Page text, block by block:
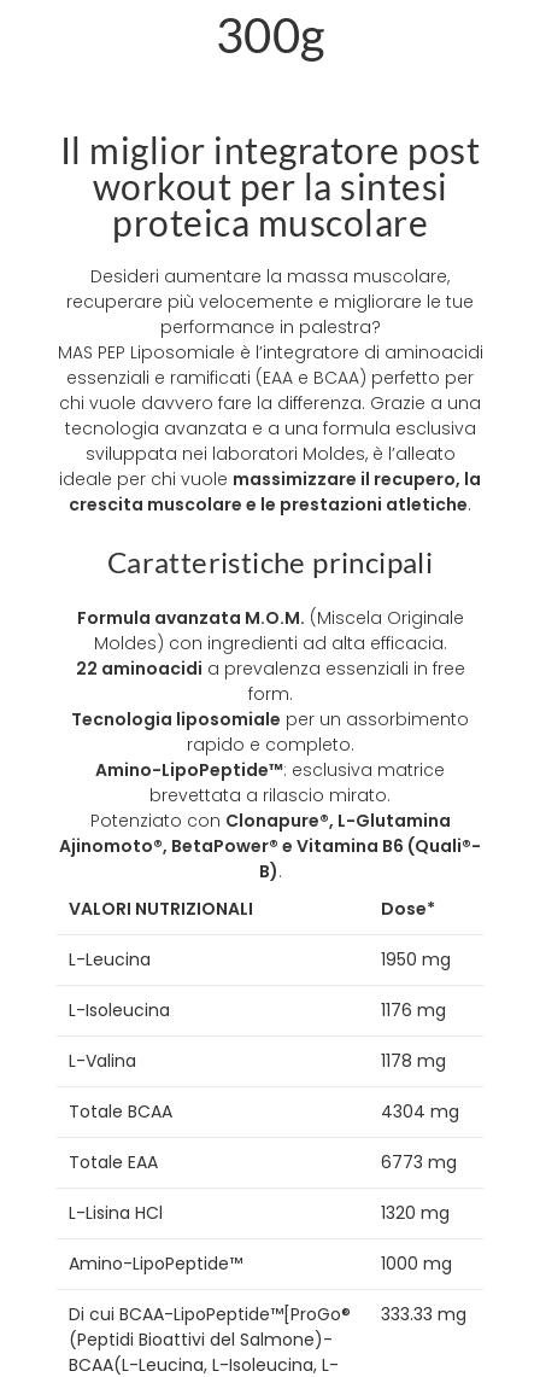
300g
Il miglior integratore post
workout per la sintesi
proteica muscolare
Desideri aumentare la massa muscolare,
recuperare più velocemente e migliorare le tue
performance in palestra?
MAS PEP Liposomiale è l’integratore di aminoacidi
essenziali e ramificati (EAA e BCAA) perfetto per
chi vuole davvero fare la differenza. Grazie a una
tecnologia avanzata e a una formula esclusiva
sviluppata nei laboratori Moldes, è l’alleato
ideale per chi vuole massimizzare il recupero, la
crescita muscolare e le prestazioni atletiche.
Caratteristiche principali
Formula avanzata M.O.M. (Miscela Originale
Moldes) con ingredienti ad alta efficacia.
22 aminoacidi a prevalenza essenziali in free
form.
Tecnologia liposomiale per un assorbimento
rapido e completo.
Amino-LipoPeptide™: esclusiva matrice
brevettata a rilascio mirato.
Potenziato con Clonapure®, L-Glutamina
Ajinomoto®, BetaPower® e Vitamina B6 (Quali®-
B).
VALORI NUTRIZIONALI
Dose*
L-Leucina 1950 mg
L-Isoleucina 1176 mg
L-Valina 1178 mg
Totale BCAA 4304 mg
Totale EAA 6773 mg
L-Lisina HCl 1320 mg
Amino-LipoPeptide™ 1000 mg
Di cui BCAA-LipoPeptide™[ProGo®
(Peptidi Bioattivi del Salmone)-
BCAA(L-Leucina, L-Isoleucina, L-
333.33 mg